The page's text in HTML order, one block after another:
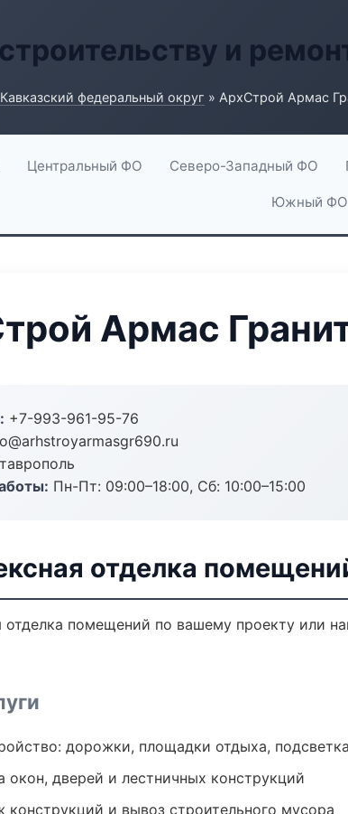
и
федеральный округ » АрхСтрой Армас
Центральный ФО Северо-Западный ФО
Южный ФО
Армас
+7-993-961-95-76
Пн-Пт: 09:00–18:00, Сб: 10:00–15:00
отделка
отделка помещений по вашему проекту или
дорожки, площадки отдыха, подсветка
окон, дверей и лестничных конструкций
конструкций и вывоз строительного мусора